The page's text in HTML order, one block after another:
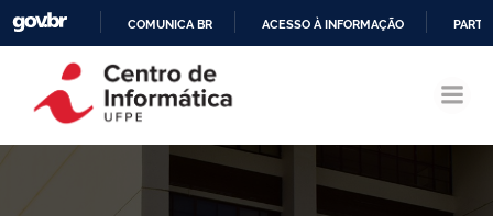
CONTEÚDO
COMUNICA BR ACESSO À INFORMAÇÃO